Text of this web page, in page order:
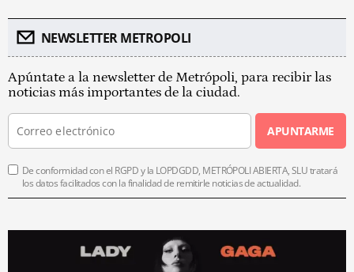
NEWSLETTER METROPOLI
Apúntate a la newsletter de Metrópoli, para recibir las
noticias más importantes de la ciudad.
APUNTARME
De conformidad con el RGPD y la LOPDGDD, METRÓPOLI ABIERTA, SLU tratará
los datos facilitados con la finalidad de remitirle noticias de actualidad.